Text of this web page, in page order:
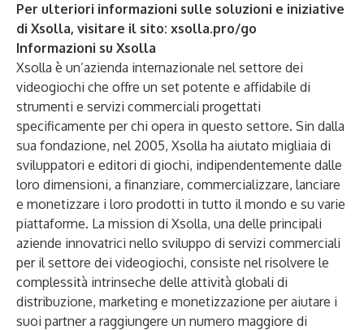
Per ulteriori informazioni sulle soluzioni e iniziative
di Xsolla, visitare il sito: xsolla.pro/go
Informazioni su Xsolla
Xsolla è un’azienda internazionale nel settore dei
videogiochi che offre un set potente e affidabile di
strumenti e servizi commerciali progettati
specificamente per chi opera in questo settore. Sin dalla
sua fondazione, nel 2005, Xsolla ha aiutato migliaia di
sviluppatori e editori di giochi, indipendentemente dalle
loro dimensioni, a finanziare, commercializzare, lanciare
e monetizzare i loro prodotti in tutto il mondo e su varie
piattaforme. La mission di Xsolla, una delle principali
aziende innovatrici nello sviluppo di servizi commerciali
per il settore dei videogiochi, consiste nel risolvere le
complessità intrinseche delle attività globali di
distribuzione, marketing e monetizzazione per aiutare i
suoi partner a raggiungere un numero maggiore di